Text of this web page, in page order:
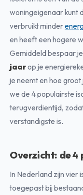
woningeigenaar kunt
verbruikt minder
en heeft een hogere
Gemiddeld bespaar
jaarop je
je neemt en hoe groot
we de 4 populairste
terugverdientijd,
verstandigste is.
Overzicht: de
In Nederland zijn vier
toegepast bij